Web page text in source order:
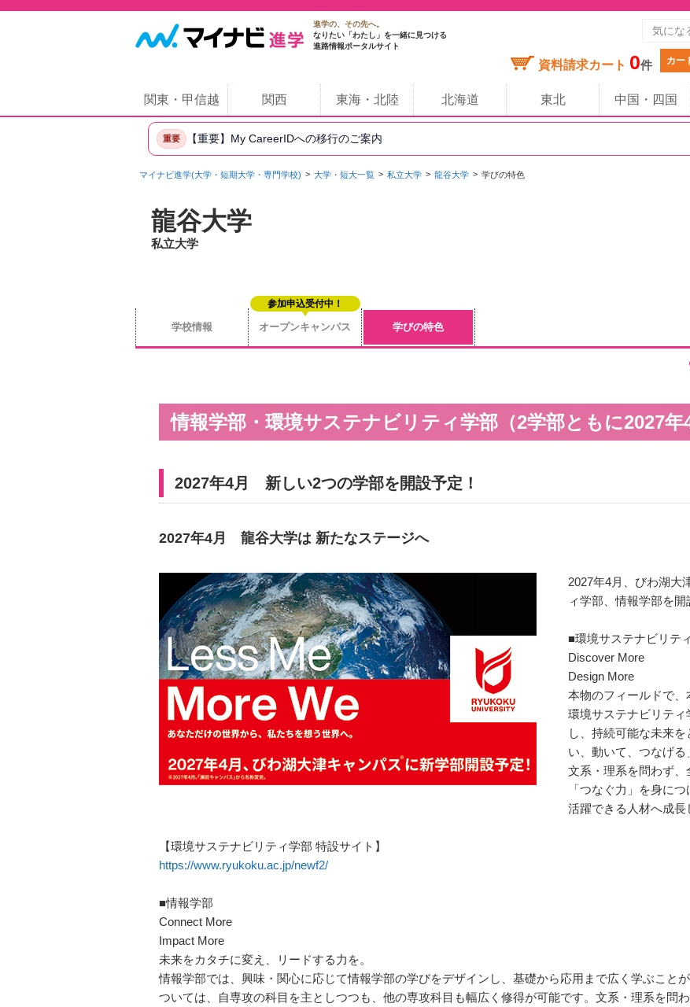
進学の、その先へ。
なりたい「わたし」を一緒に見つける
進路情報ポータルサイト
資料請求カート 0件 カー
関東・甲信越 関西 東海・北陸 北海道 東北 中国・四国
重要 【重要】My CareerIDへの移行のご案内
マイナビ進学(大学・短期大学・専門学校) 大学・短大一覧 私立大学 龍谷大学 学びの特色
龍谷大学
私立大学
学校情報 オープンキャンパス
参加申込受付中！
学びの特色
情報学部・環境サステナビリティ学部（2学部ともに2027年
2027年4月 新しい2つの学部を開設予定！
2027年4月 龍谷大学は 新たなステージへ
2027年4月、びわ湖大
ィ学部、情報学部を開
■環境サステナビリテ
Discover More
Design More
本物のフィールドで、
環境サステナビリテ
し、持続可能な未来
い、動いて、つなげる
文系・理系を問わず、
「つなぐ力」を身に
活躍できる人材へ成長
【環境サステナビリティ学部 特設サイト】
https://www.ryukoku.ac.jp/newf2/
■情報学部
Connect More
Impact More
未来をカタチに変え、リードする力を。
情報学部では、興味・関心に応じて情報学部の学びをデザインし、基礎から応用まで広く学ぶこと
ついては、自専攻の科目を主としつつも、他の専攻科目も幅広く修得が可能です。文系・理系を問